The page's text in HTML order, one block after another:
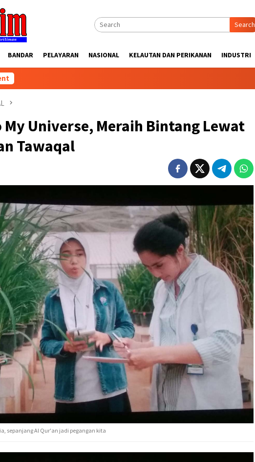
Search
BANDAR PELAYARAN NASIONAL KELAUTAN DAN PERIKANAN INDUSTRI
My Universe, Meraih Bintang Lewat
Tawaqal
sepanjang Al Qur'an jadi pegangan kita